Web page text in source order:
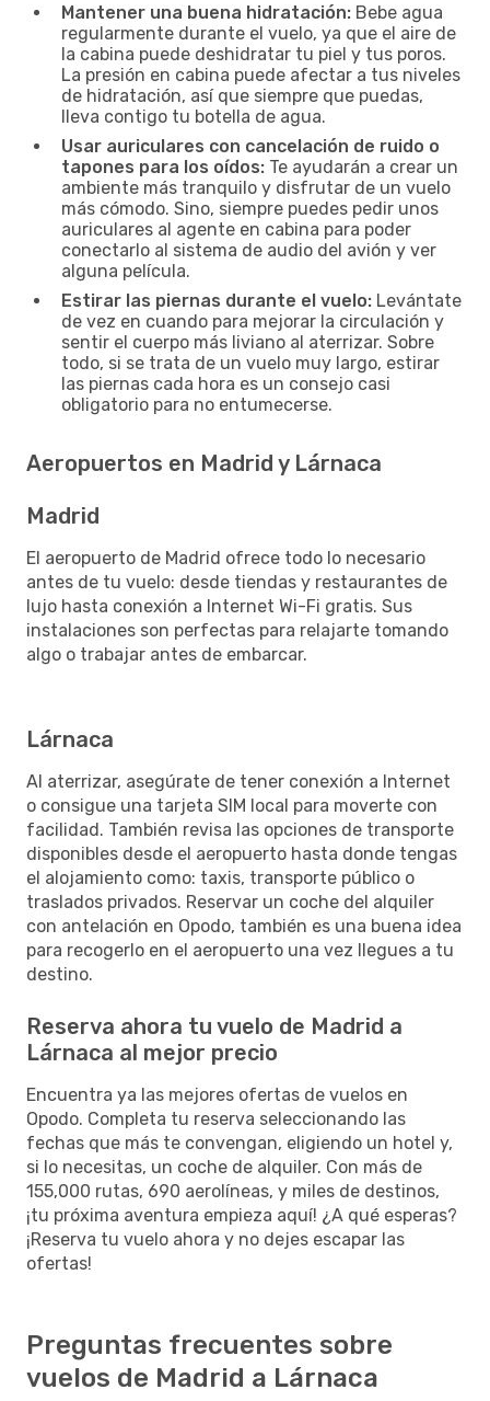
Mantener una buena hidratación: Bebe agua
regularmente durante el vuelo, ya que el aire de
la cabina puede deshidratar tu piel y tus poros.
La presión en cabina puede afectar a tus niveles
de hidratación, así que siempre que puedas,
lleva contigo tu botella de agua.
Usar auriculares con cancelación de ruido o
tapones para los oídos: Te ayudarán a crear un
ambiente más tranquilo y disfrutar de un vuelo
más cómodo. Sino, siempre puedes pedir unos
auriculares al agente en cabina para poder
conectarlo al sistema de audio del avión y ver
alguna película.
Estirar las piernas durante el vuelo: Levántate
de vez en cuando para mejorar la circulación y
sentir el cuerpo más liviano al aterrizar. Sobre
todo, si se trata de un vuelo muy largo, estirar
las piernas cada hora es un consejo casi
obligatorio para no entumecerse.
Aeropuertos en Madrid y Lárnaca
Madrid
El aeropuerto de Madrid ofrece todo lo necesario
antes de tu vuelo: desde tiendas y restaurantes de
lujo hasta conexión a Internet Wi-Fi gratis. Sus
instalaciones son perfectas para relajarte tomando
algo o trabajar antes de embarcar.
Lárnaca
Al aterrizar, asegúrate de tener conexión a Internet
o consigue una tarjeta SIM local para moverte con
facilidad. También revisa las opciones de transporte
disponibles desde el aeropuerto hasta donde tengas
el alojamiento como: taxis, transporte público o
traslados privados. Reservar un coche del alquiler
con antelación en Opodo, también es una buena idea
para recogerlo en el aeropuerto una vez llegues a tu
destino.
Reserva ahora tu vuelo de Madrid a
Lárnaca al mejor precio
Encuentra ya las mejores ofertas de vuelos en
Opodo. Completa tu reserva seleccionando las
fechas que más te convengan, eligiendo un hotel y,
si lo necesitas, un coche de alquiler. Con más de
155,000 rutas, 690 aerolíneas, y miles de destinos,
¡tu próxima aventura empieza aquí! ¿A qué esperas?
¡Reserva tu vuelo ahora y no dejes escapar las
ofertas!
Preguntas frecuentes sobre
vuelos de Madrid a Lárnaca